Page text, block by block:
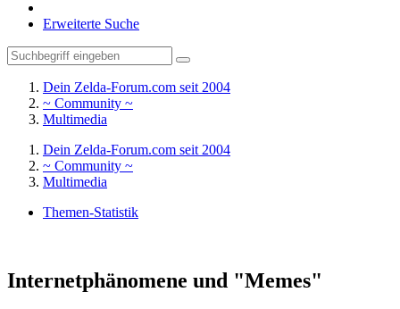
Erweiterte Suche
Dein Zelda-Forum.com seit 2004
~ Community ~
Multimedia
Dein Zelda-Forum.com seit 2004
~ Community ~
Multimedia
Themen-Statistik
Internetphänomene und "Memes"